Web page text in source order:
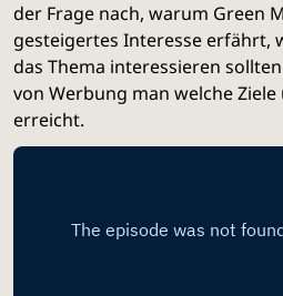
der Frage nach, warum Green
gesteigertes Interesse erfährt,
das Thema interessieren
von Werbung man welche
erreicht.